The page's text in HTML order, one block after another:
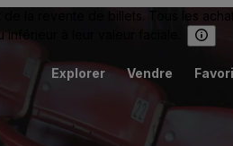
la revente de billets. Tous les
inférieur à leur valeur faciale.
Explorer Vendre